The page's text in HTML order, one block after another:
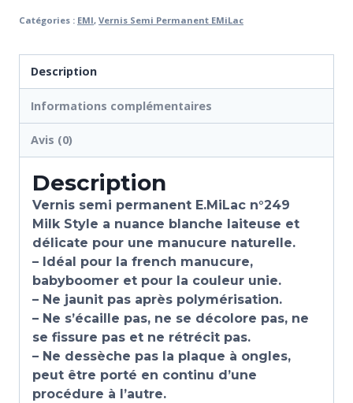
Catégories : EMI, Vernis Semi Permanent EMiLac
Description
Informations complémentaires
Avis (0)
Description
Vernis semi permanent E.MiLac n°249
Milk Style a nuance blanche laiteuse et
délicate pour une manucure naturelle.
– Idéal pour la french manucure,
babyboomer et pour la couleur unie.
– Ne jaunit pas après polymérisation.
– Ne s’écaille pas, ne se décolore pas, ne
se fissure pas et ne rétrécit pas.
– Ne dessèche pas la plaque à ongles,
peut être porté en continu d’une
procédure à l’autre.